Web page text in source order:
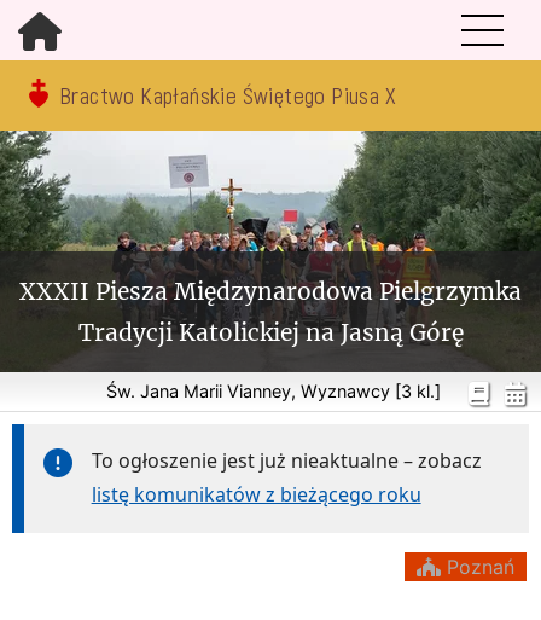
Bractwo Kapłańskie Świętego Piusa X
XXXII Piesza Międzynarodowa Pielgrzymka
Tradycji Katolickiej na Jasną Górę
Św. Jana Marii Vianney, Wyznawcy [3 kl.]
To ogłoszenie jest już nieaktualne – zobacz
listę komunikatów z bieżącego roku
Poznań